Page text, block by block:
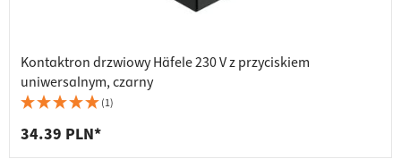
Kontaktron drzwiowy Häfele 230 V z przyciskiem
uniwersalnym, czarny
(1)
34.39 PLN*